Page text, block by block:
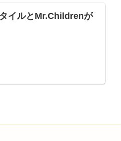
イルとMr.Childrenが